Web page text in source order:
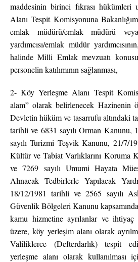
maddesinin birinci fıkrası hükümleri
Alanı Tespit Komisyonuna
emlak müdürü/emlak müdürü
yardımcısı/emlak müdür
halinde Milli Emlak mevzuatı
personelin katılımının sağlanması,
2- Köy Yerleşme Alanı Tespit
alam” olarak belirlenecek Hazinenin
Devletin hüküm ve tasarrufu altındaki
tarihli ve 6831 sayılı Orman Kanunu,
sayılı Turizmi Teşvik Kanunu, 21/7/
Kültür ve Tabiat Varlıklarını Koruma
ve 7269 sayılı Umumi Hayata
Alınacak Tedbirlerle Yapılacak
18/12/1981 tarihli ve 2565 sayılı
Güvenlik Bölgeleri Kanunu
kamu hizmetine ayrılanlar ve
üzere, köy yerleşim alanı olarak
Valiliklerce (Defterdarlık) tespit
yerleşme alanı olarak kullanılması